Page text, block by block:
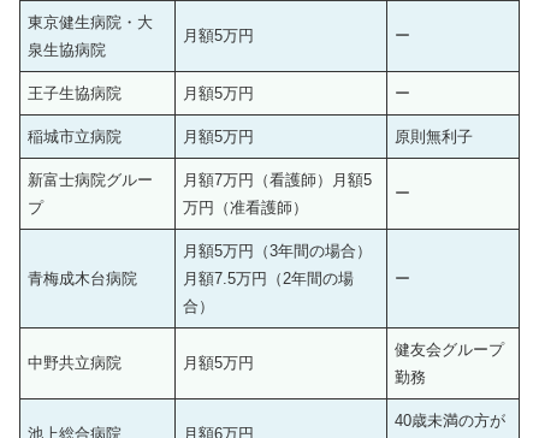
東京健生病院・大
泉生協病院
月額5万円 ー
王子生協病院 月額5万円 ー
稲城市立病院 月額5万円 原則無利子
新富士病院グルー
プ
月額7万円（看護師）月額5
万円（准看護師）
ー
青梅成木台病院
月額5万円（3年間の場合）
月額7.5万円（2年間の場
合）
ー
中野共立病院 月額5万円
健友会グループ
勤務
池上総合病院 月額6万円
40歳未満の方が